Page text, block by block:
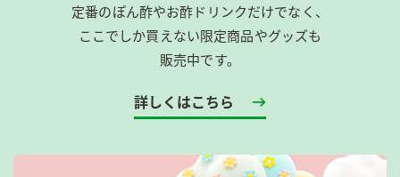
定番のぽん酢やお酢ドリンクだけでなく、
ここでしか買えない限定商品やグッズも
販売中です。
詳しくはこちら